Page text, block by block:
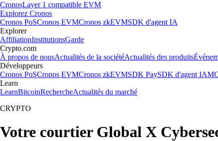
CronosLayer 1 compatible EVM
Explorez Cronos
Cronos PoSCronos EVMCronos zkEVMSDK d'agent IA
Explorer
AffiliationInstitutionsGarde
Crypto.com
À propos de nousActualités de la sociétéActualités des produits
Développeurs
Cronos PoSCronos EVMCronos zkEVMSDK PaySDK d'agent IA
Learn
LearnBitcoinRechercheActualités du marché
CRYPTO
Votre courtier Global X